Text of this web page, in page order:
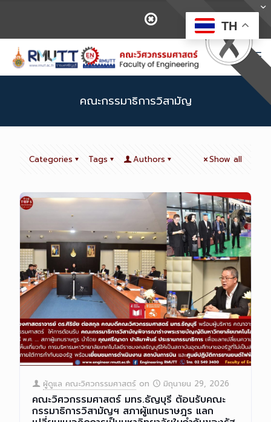
คณะกรรมาธิการวิสามัญ
Categories Tags Authors Show all
ผู้ดูแล คณะวิศวกรรมศาสตร์ on มิถุนายน 29, 2026
คณะวิศวกรรมศาสตร์ มทร.ธัญบุรี ต้อนรับคณะ
กรรมาธิการวิสามัญฯ สภาผู้แทนราษฎร แลก
TH